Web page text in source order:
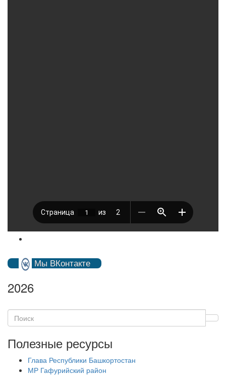
Мы ВКонтакте
2026
Полезные ресурсы
Глава Республики Башкортостан
МР Гафурийский район